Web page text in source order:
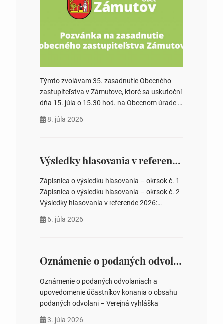
Týmto zvolávam 35. zasadnutie Obecného
zastupiteľstva v Zámutove, ktoré sa uskutoční
dňa 15. júla o 15.30 hod. na Obecnom úrade v
rokovania 2. Schválenie návrhovej komisie a
zastupiteľstiev, počtu poslancov obecných
zastupiteľstiev v nich 4. Schválenie odpredaja
obecného pozemku –…
8. júla 2026
Výsledky hlasovania v referende 2026
Zápisnica o výsledku hlasovania – okrsok č. 1
Zápisnica o výsledku hlasovania – okrsok č. 2
Výsledky hlasovania v referende 2026:
na hlasovaní https://www.volbysr.sk/…
6. júla 2026
Oznámenie o podaných odvolaniach a upovedomenie účastníkov konania o obsahu podaných odvolani – Verejná vyhláška
Oznámenie o podaných odvolaniach a
upovedomenie účastníkov konania o obsahu
podaných odvolani – Verejná vyhláška
3. júla 2026